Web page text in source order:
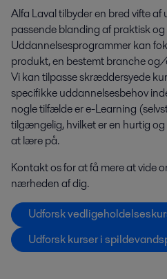
Alfa Laval tilbyder en bred vifte
passende blanding af praktisk
Uddannelsesprogrammer kan
produkt, en bestemt branche
Vi kan tilpasse skræddersyede
specifikke uddannelsesbehov
nogle tilfælde er e-Learning
tilgængelig, hvilket er en hurtig
at lære på.
Kontakt os for at få mere at vide
nærheden af dig.
Udforsk
Udforsk kurser i